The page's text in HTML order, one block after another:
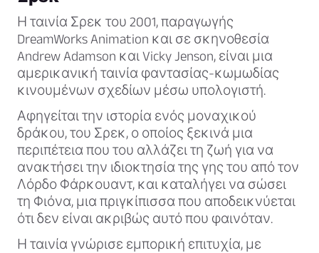
Η ταινία Σρεκ του 2001, παραγωγής
DreamWorks Animation και σε σκηνοθεσία
Andrew Adamson και Vicky Jenson, είναι μια
αμερικανική ταινία φαντασίας-κωμωδίας
κινουμένων σχεδίων μέσω υπολογιστή.
Αφηγείται την ιστορία ενός μοναχικού
δράκου, του Σρεκ, ο οποίος ξεκινά μια
περιπέτεια που του αλλάζει τη ζωή για να
ανακτήσει την ιδιοκτησία της γης του από τον
Λόρδο Φάρκουαντ, και καταλήγει να σώσει
τη Φιόνα, μια πριγκίπισσα που αποδεικνύεται
ότι δεν είναι ακριβώς αυτό που φαινόταν.
Η ταινία γνώρισε εμπορική επιτυχία, με